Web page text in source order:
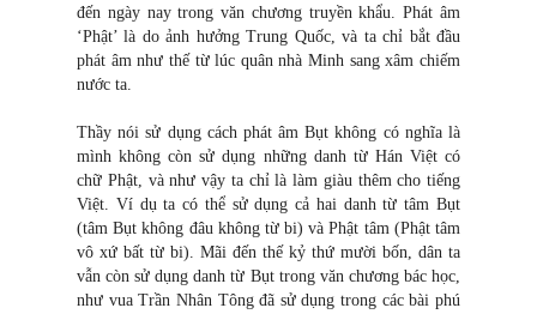
đến ngày nay trong văn chương truyền khẩu. Phát âm
‘Phật’ là do ảnh hưởng Trung Quốc, và ta chỉ bắt đầu
phát âm như thế từ lúc quân nhà Minh sang xâm chiếm
nước ta.
Thầy nói sử dụng cách phát âm Bụt không có nghĩa là
mình không còn sử dụng những danh từ Hán Việt có
chữ Phật, và như vậy ta chỉ là làm giàu thêm cho tiếng
Việt. Ví dụ ta có thể sử dụng cả hai danh từ tâm Bụt
(tâm Bụt không đâu không từ bi) và Phật tâm (Phật tâm
vô xứ bất từ bi). Mãi đến thế kỷ thứ mười bốn, dân ta
vẫn còn sử dụng danh từ Bụt trong văn chương bác học,
như vua Trần Nhân Tông đã sử dụng trong các bài phú